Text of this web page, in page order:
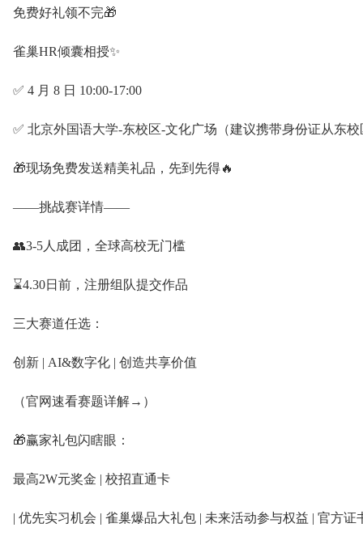
免费好礼领不完🎁
雀巢HR倾囊相授✨
✅ 4 月 8 日 10:00-17:00
✅ 北京外国语大学-东校区-文化广场（建议携带身份证从东
🎁现场免费发送精美礼品，先到先得🔥
——挑战赛详情——
👥3-5人成团，全球高校无门槛
⌛4.30日前，注册组队提交作品
三大赛道任选：
创新 | AI&数字化 | 创造共享价值
（官网速看赛题详解→）
🎁赢家礼包闪瞎眼：
最高2W元奖金 | 校招直通卡
| 优先实习机会 | 雀巢爆品大礼包 | 未来活动参与权益 | 官方